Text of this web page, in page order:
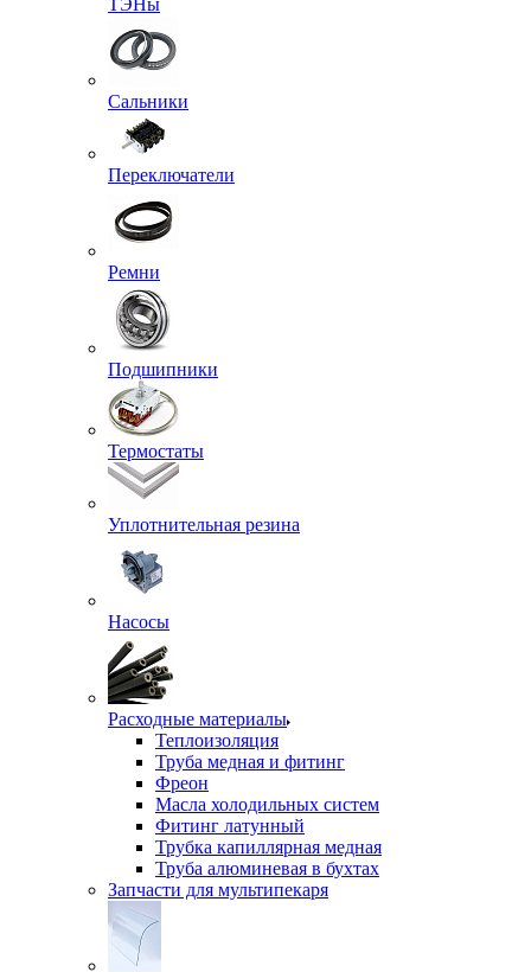
ТЭНы
Сальники
Переключатели
Ремни
Подшипники
Термостаты
Уплотнительная резина
Насосы
Расходные материалы
Теплоизоляция
Труба медная и фитинг
Фреон
Масла холодильных систем
Фитинг латунный
Трубка капиллярная медная
Труба алюминевая в бухтах
Запчасти для мультипекаря